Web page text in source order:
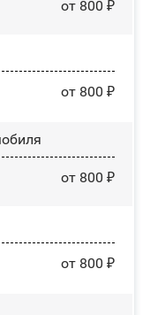
от 800 ₽
от 800 ₽
от 800 ₽
от 800 ₽